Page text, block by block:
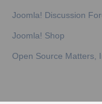
Joomla! Discussion
Joomla! Shop
Open Source Matters,